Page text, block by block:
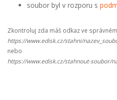
soubor byl v rozporu s
Zkontroluj zda máš odkaz ve
https://www.edisk.cz/stahni/
nebo
https://www.edisk.cz/stahnout-soubor/